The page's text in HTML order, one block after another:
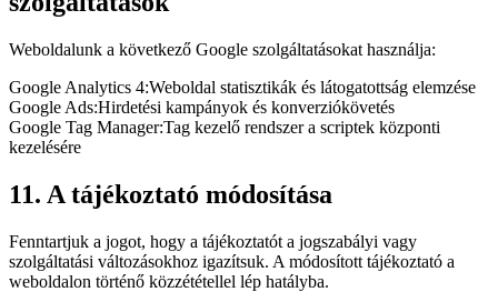
Weboldalunk a következő Google szolgáltatásokat használja:
Google Analytics 4:Weboldal statisztikák és látogatottság elemzése
Google Ads:Hirdetési kampányok és konverziókövetés
Google Tag Manager:Tag kezelő rendszer a scriptek központi
kezelésére
11. A tájékoztató módosítása
Fenntartjuk a jogot, hogy a tájékoztatót a jogszabályi vagy
szolgáltatási változásokhoz igazítsuk. A módosított tájékoztató a
weboldalon történő közzététellel lép hatályba.